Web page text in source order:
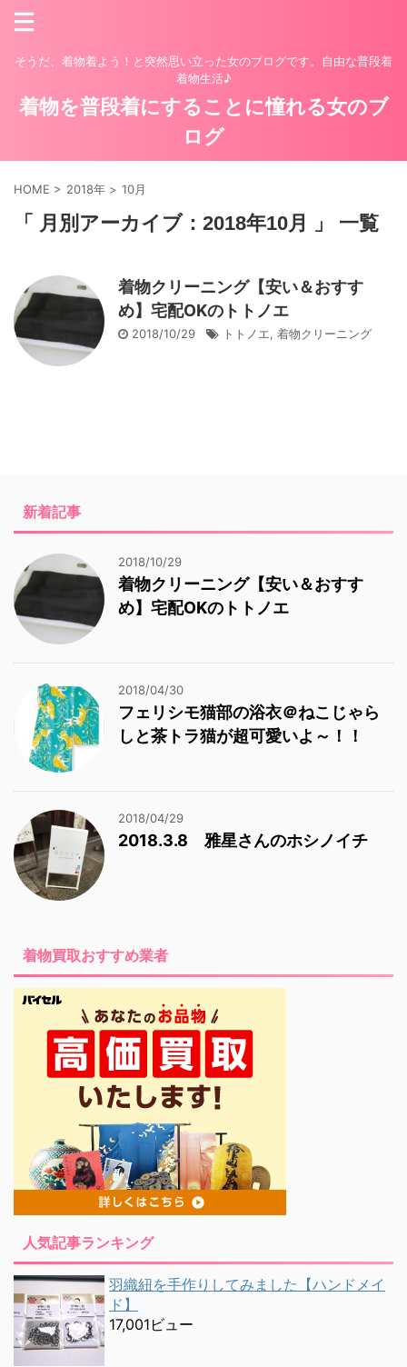
そうだ、着物着よう！と突然思い立った女のブログです。自由な普段着
着物生活♪
着物を普段着にすることに憧れる女のブ
ログ
HOME > 2018年 > 10月
「 月別アーカイブ：2018年10月 」 一覧
着物クリーニング【安い＆おすす
め】宅配OKのトトノエ
2018/10/29 トトノエ, 着物クリーニング
新着記事
2018/10/29
着物クリーニング【安い＆おすす
め】宅配OKのトトノエ
2018/04/30
フェリシモ猫部の浴衣＠ねこじゃら
しと茶トラ猫が超可愛いよ～！！
2018/04/29
2018.3.8 雅星さんのホシノイチ
着物買取おすすめ業者
人気記事ランキング
羽織紐を手作りしてみました【ハンドメイ
ド】
17,001ビュー